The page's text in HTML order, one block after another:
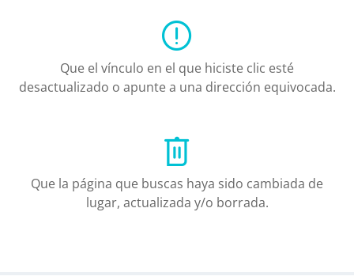
Que el vínculo en el que hiciste clic esté
desactualizado o apunte a una dirección equivocada.
Que la página que buscas haya sido cambiada de
lugar, actualizada y/o borrada.